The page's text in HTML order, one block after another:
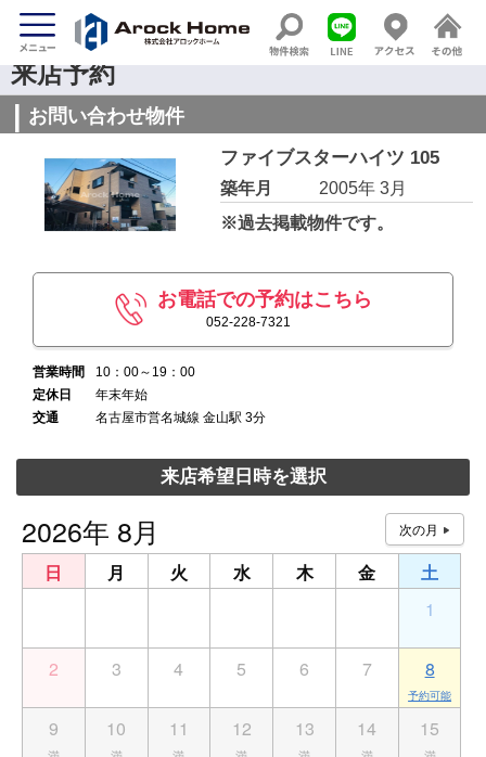
来店予約
お問い合わせ物件
ファイブスターハイツ 105
築年月
2005年 3月
※過去掲載物件です。
お電話での予約はこちら
052-228-7321
営業時間
10：00～19：00
定休日
年末年始
交通
名古屋市営名城線 金山駅 3分
来店希望日時を選択
2026年 8月
日 月 火 水 木 金
土
1
2 3 4 5 6 7 8
9 10 11 12 13 14 15